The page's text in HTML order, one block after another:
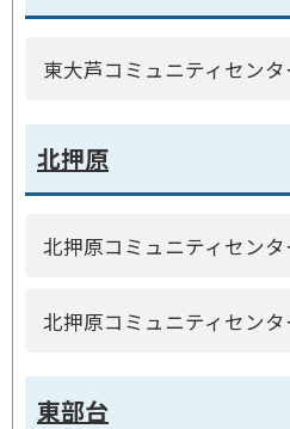
東大芦コミュニティセンタ
北押原
北押原コミュニティセン
北押原コミュニティセンタ
東部台